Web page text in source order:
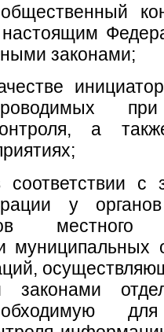
настоящим
законами;
при
а
с
у органов
местного
муниципальных
для